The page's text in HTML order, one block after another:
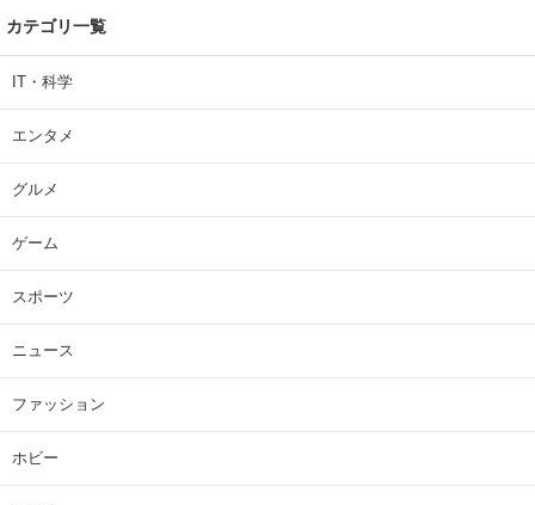
カテゴリ一覧
IT・科学
エンタメ
グルメ
ゲーム
スポーツ
ニュース
ファッション
ホビー